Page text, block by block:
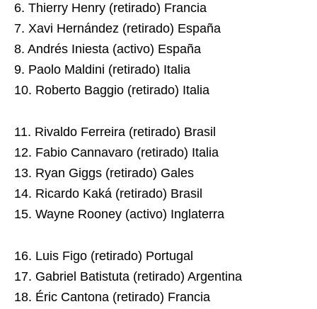
6. Thierry Henry (retirado) Francia
7. Xavi Hernández (retirado) España
8. Andrés Iniesta (activo) España
9. Paolo Maldini (retirado) Italia
10. Roberto Baggio (retirado) Italia
11. Rivaldo Ferreira (retirado) Brasil
12. Fabio Cannavaro (retirado) Italia
13. Ryan Giggs (retirado) Gales
14. Ricardo Kaká (retirado) Brasil
15. Wayne Rooney (activo) Inglaterra
16. Luis Figo (retirado) Portugal
17. Gabriel Batistuta (retirado) Argentina
18. Éric Cantona (retirado) Francia